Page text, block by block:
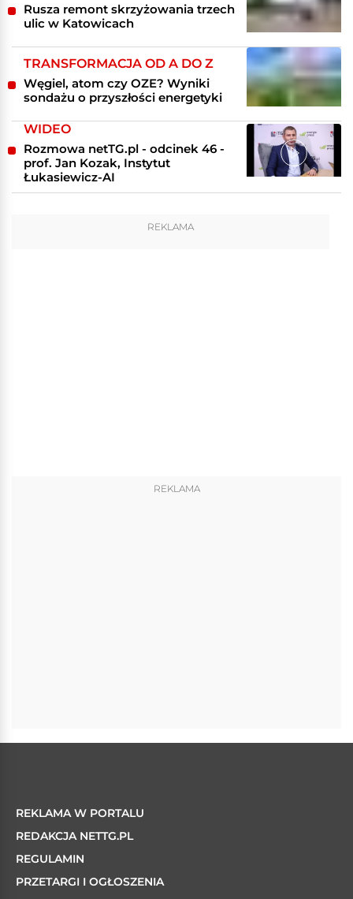
Rusza remont skrzyżowania trzech
ulic w Katowicach
TRANSFORMACJA OD A DO Z
Węgiel, atom czy OZE? Wyniki
sondażu o przyszłości energetyki
WIDEO
Rozmowa netTG.pl - odcinek 46 -
prof. Jan Kozak, Instytut
Łukasiewicz-AI
REKLAMA
REKLAMA
REKLAMA W PORTALU
REDAKCJA NETTG.PL
REGULAMIN
PRZETARGI I OGŁOSZENIA